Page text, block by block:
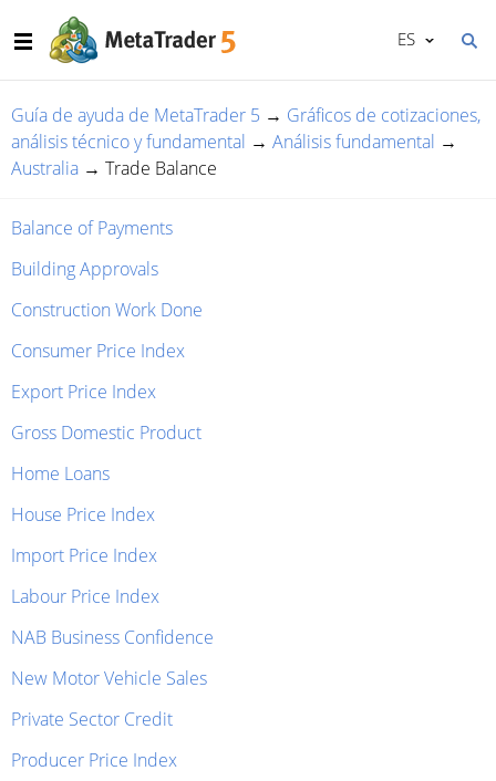
ES
Guía de ayuda de MetaTrader 5 → Gráficos de cotizaciones,
análisis técnico y fundamental → Análisis fundamental →
Australia → Trade Balance
Balance of Payments
Building Approvals
Construction Work Done
Consumer Price Index
Export Price Index
Gross Domestic Product
Home Loans
House Price Index
Import Price Index
Labour Price Index
NAB Business Confidence
New Motor Vehicle Sales
Private Sector Credit
Producer Price Index